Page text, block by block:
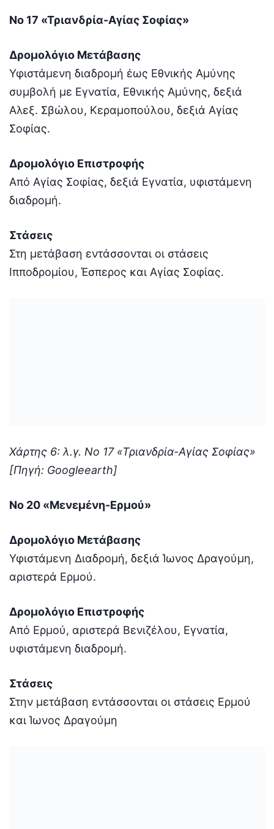
Νο 17 «Τριανδρία-Αγίας Σοφίας»
Δρομολόγιο Μετάβασης
Υφιστάμενη διαδρομή έως Εθνικής Αμύνης
συμβολή με Εγνατία, Εθνικής Αμύνης, δεξιά
Αλεξ. Σβώλου, Κεραμοπούλου, δεξιά Αγίας
Σοφίας.
Δρομολόγιο Επιστροφής
Από Αγίας Σοφίας, δεξιά Εγνατία, υφιστάμενη
διαδρομή.
Στάσεις
Στη μετάβαση εντάσσονται οι στάσεις
Ιπποδρομίου, Έσπερος και Αγίας Σοφίας.
Χάρτης 6: λ.γ. Νο 17 «Τριανδρία-Αγίας Σοφίας»
[Πηγή: Googleearth]
Νο 20 «Μενεμένη-Ερμού»
Δρομολόγιο Μετάβασης
Υφιστάμενη Διαδρομή, δεξιά Ίωνος Δραγούμη,
αριστερά Ερμού.
Δρομολόγιο Επιστροφής
Από Ερμού, αριστερά Βενιζέλου, Εγνατία,
υφιστάμενη διαδρομή.
Στάσεις
Στην μετάβαση εντάσσονται οι στάσεις Ερμού
και Ίωνος Δραγούμη